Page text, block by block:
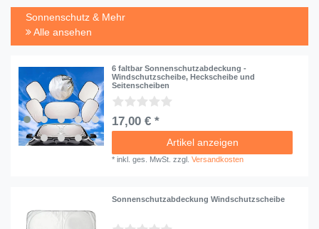
Sonnenschutz & Mehr
Alle ansehen
6 faltbar Sonnenschutzabdeckung -
Windschutzscheibe, Heckscheibe und
Seitenscheiben
17,00 € *
Artikel anzeigen
*inkl. ges. MwSt. zzgl.Versandkosten
Sonnenschutzabdeckung Windschutzscheibe